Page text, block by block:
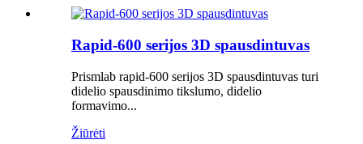
Rapid-600 serijos 3D spausdintuvas
Prismlab rapid-600 serijos 3D spausdintuvas turi
didelio spausdinimo tikslumo, didelio
formavimo...
Žiūrėti